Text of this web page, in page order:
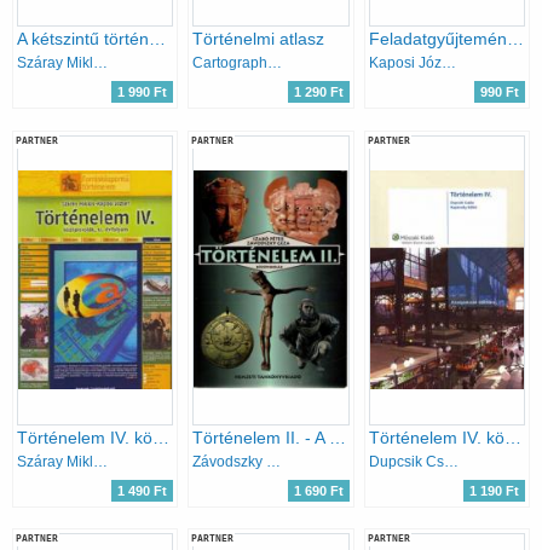
Száray Miklós
1 990 Ft
Történelmi atlasz
Cartographia Kft.
1 290 Ft
Kaposi József; Szabó Márta
990 Ft
PARTNER
1 490 Ft
PARTNER
1 690 Ft
PARTNER
Történelem IV. középiskolák számára
Dupcsik Csaba; Repárszky Ildikó
1 190 Ft
PARTNER PARTNER PARTNER